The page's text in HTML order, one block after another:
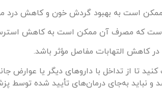
ممکن است به بهبود گردش خون و کاهش درد
است که مصرف آن ممکن است به کاهش
کاهش التهابات مفاصل مؤثر باشد.
تا از تداخل با داروهای دیگر یا عوارض
و نباید به‌جای درمان‌های تأیید شده توسط